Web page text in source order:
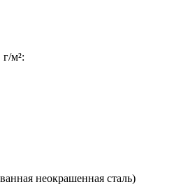
м²:
неокрашенная сталь)